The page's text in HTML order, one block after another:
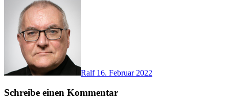
Ralf 16. Februar 2022
Schreibe einen Kommentar